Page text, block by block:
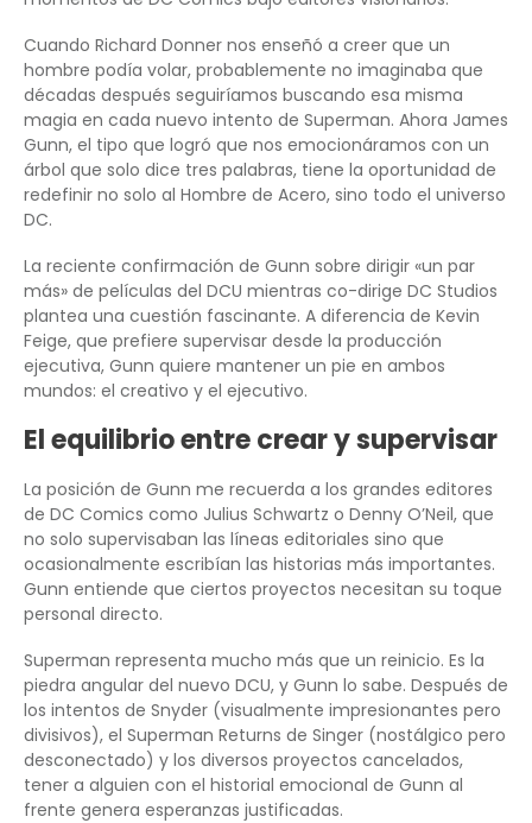
Cuando Richard Donner nos enseñó a creer que un
hombre podía volar, probablemente no imaginaba que
décadas después seguiríamos buscando esa misma
magia en cada nuevo intento de Superman. Ahora James
Gunn, el tipo que logró que nos emocionáramos con un
árbol que solo dice tres palabras, tiene la oportunidad de
redefinir no solo al Hombre de Acero, sino todo el universo
DC.
La reciente confirmación de Gunn sobre dirigir «un par
más» de películas del DCU mientras co-dirige DC Studios
plantea una cuestión fascinante. A diferencia de Kevin
Feige, que prefiere supervisar desde la producción
ejecutiva, Gunn quiere mantener un pie en ambos
mundos: el creativo y el ejecutivo.
El equilibrio entre crear y supervisar
La posición de Gunn me recuerda a los grandes editores
de DC Comics como Julius Schwartz o Denny O’Neil, que
no solo supervisaban las líneas editoriales sino que
ocasionalmente escribían las historias más importantes.
Gunn entiende que ciertos proyectos necesitan su toque
personal directo.
Superman representa mucho más que un reinicio. Es la
piedra angular del nuevo DCU, y Gunn lo sabe. Después de
los intentos de Snyder (visualmente impresionantes pero
divisivos), el Superman Returns de Singer (nostálgico pero
desconectado) y los diversos proyectos cancelados,
tener a alguien con el historial emocional de Gunn al
frente genera esperanzas justificadas.